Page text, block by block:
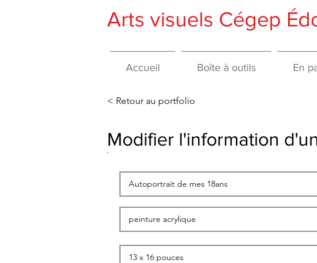
Arts visuels Cégep
Accueil Boîte à outils En
< Retour au portfolio
Modifier l'information